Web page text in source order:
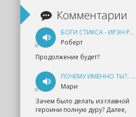
Комментарии
БОГИ СТИКСА - ИРЭН РУДКЕВИЧ
Роберт
Продолжение будет?
ПОЧЕМУ ИМЕННО ТЫ?.. КНИГА 1 - ЕКАТЕРИНА ЮДИНА
Мари
Зачем было делать из главной
героини полную дуру? Далее,